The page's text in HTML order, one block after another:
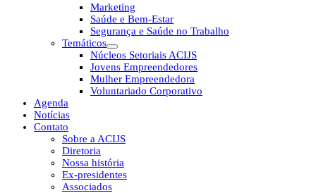
Marketing
Saúde e Bem-Estar
Segurança e Saúde no Trabalho
Temáticos
Núcleos Setoriais ACIJS
Jovens Empreendedores
Mulher Empreendedora
Voluntariado Corporativo
Agenda
Notícias
Contato
Sobre a ACIJS
Diretoria
Nossa história
Ex-presidentes
Associados